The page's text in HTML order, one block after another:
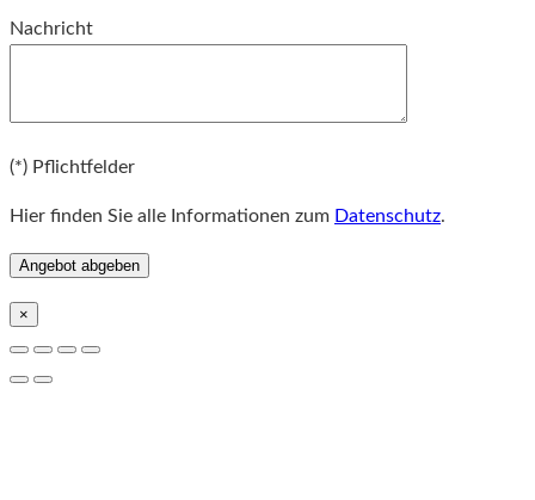
Nachricht
(*) Pflichtfelder
Hier finden Sie alle Informationen zum Datenschutz.
×